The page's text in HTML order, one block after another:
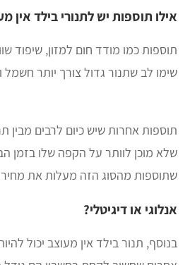
אילו תוספות יש לתנורי בילד אין
תוספות כמו מודד חום למזון,
שימו לב שתנור גדול צורך יותר חשמל
שלא מוכן לוותר על הקפה שלו בזמן
שתוספות מהסוג הזה מעלות את
אנלוגי או דיגיטלי?
בנוסף, תנור בילד אין מעוצב יכול